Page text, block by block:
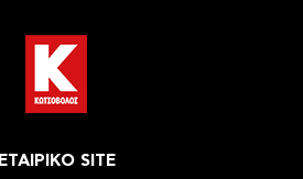
ΕΤΑΙΡΙΚΟ SITE